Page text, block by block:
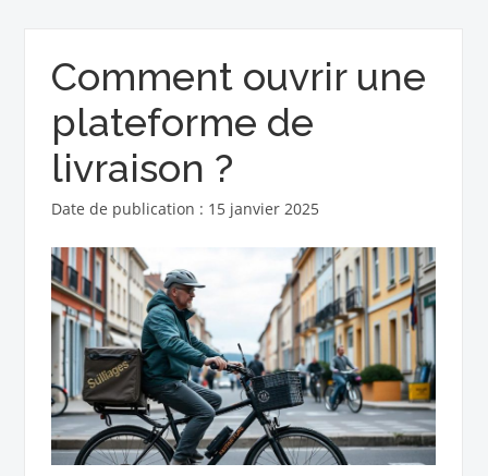
Comment ouvrir une
plateforme de
livraison ?
Date de publication : 15 janvier 2025